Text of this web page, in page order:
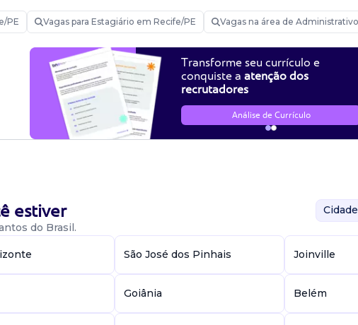
PE Vagas para Estagiário em Recife/PE Vagas na área de Administrativo
Transforme seu currículo e
conquiste a atenção dos
recrutadores
Análise de Currículo
estiver
do Brasil.
São José dos Pinhais Joinville
Goiânia Belém